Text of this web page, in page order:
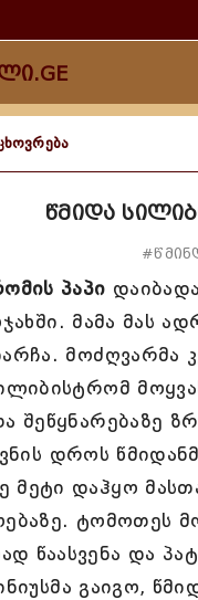
წმიდა
პაპი
მამა მას
მოძღვარმა
შეწყნარებაზე
დროს
დაჰყო
ტომოთეს
წაასვენა და
გაიგო,